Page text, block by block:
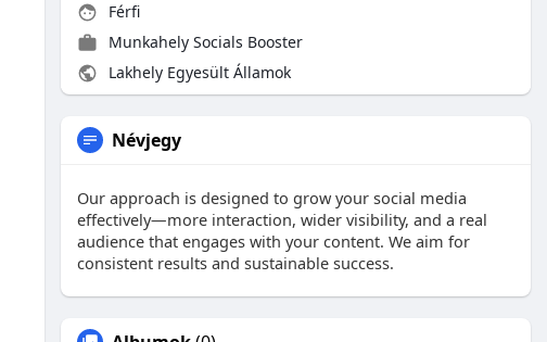
Férfi
Munkahely Socials Booster
Lakhely Egyesült Államok
Névjegy
Our approach is designed to grow your social media
effectively—more interaction, wider visibility, and a real
audience that engages with your content. We aim for
consistent results and sustainable success.